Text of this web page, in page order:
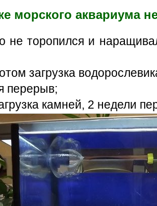
морского аквариума
не торопился и
загрузка
перерыв;
камней, 2 недели